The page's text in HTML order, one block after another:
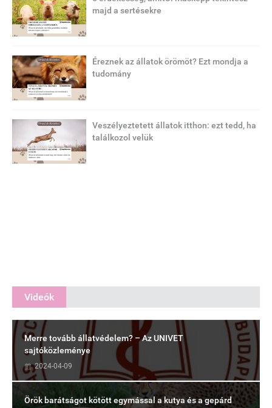
majd a sertésekre
Éreznek az állatok örömöt? Ezt mondja a
tudomány
Veszélyeztetett állatok itthon: ezt tedd, ha
találkozol velük
Videók
Merre tovább állatvédelem? – Az UNIVET
sajtóközleménye
2024-04-09
Örök barátságot kötött egymással a kutya és a gepárd